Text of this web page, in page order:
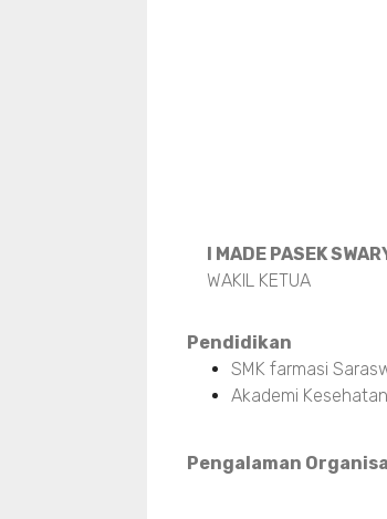
I MADE PASEK
WAKIL KETUA
Pendidikan
SMK farmasi
Akademi
Pengalaman